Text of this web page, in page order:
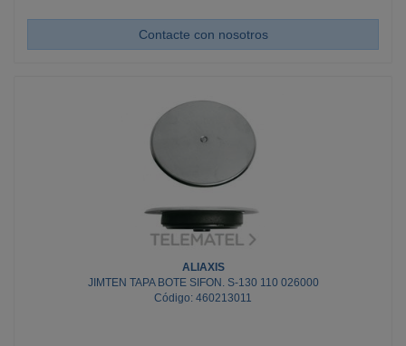
Contacte con nosotros
ALIAXIS
JIMTEN TAPA BOTE SIFON. S-130 110 026000
Código: 460213011